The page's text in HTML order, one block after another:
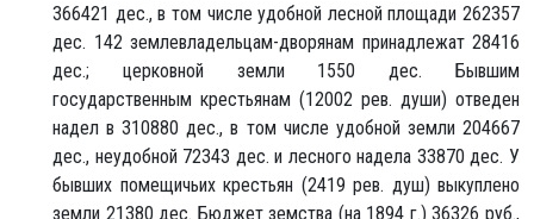
366421 дес., в том числе удобной лесной площади 262357
дес. 142 землевладельцам-дворянам принадлежат 28416
дес.; церковной земли 1550 дес. Бывшим
государственным крестьянам (12002 рев. души) отведен
надел в 310880 дес., в том числе удобной земли 204667
дес., неудобной 72343 дес. и лесного надела 33870 дес. У
бывших помещичьих крестьян (2419 рев. душ) выкуплено
земли 21380 дес. Бюджет земства (на 1894 г.) 36326 руб.,